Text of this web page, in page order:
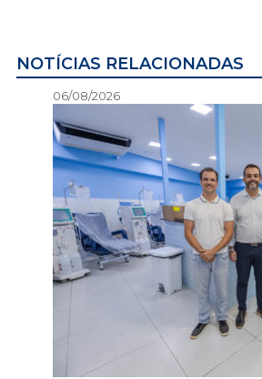
NOTÍCIAS RELACIONADAS
06/08/2026